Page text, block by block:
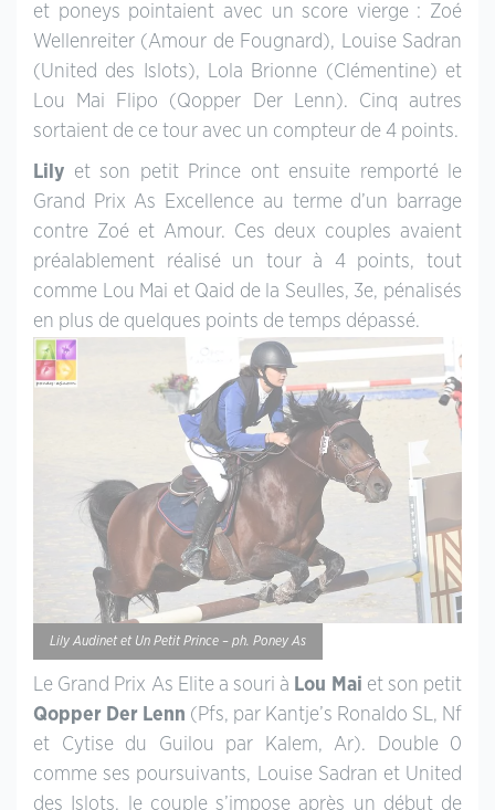
et poneys pointaient avec un score vierge : Zoé
Wellenreiter (Amour de Fougnard), Louise Sadran
(United des Islots), Lola Brionne (Clémentine) et
Lou Mai Flipo (Qopper Der Lenn). Cinq autres
sortaient de ce tour avec un compteur de 4 points.
Lily et son petit Prince ont ensuite remporté le
Grand Prix As Excellence au terme d’un barrage
contre Zoé et Amour. Ces deux couples avaient
préalablement réalisé un tour à 4 points, tout
comme Lou Mai et Qaid de la Seulles, 3e, pénalisés
en plus de quelques points de temps dépassé.
Lily Audinet et Un Petit Prince – ph. Poney As
Le Grand Prix As Elite a souri à Lou Mai et son petit
Qopper Der Lenn (Pfs, par Kantje’s Ronaldo SL, Nf
et Cytise du Guilou par Kalem, Ar). Double 0
comme ses poursuivants, Louise Sadran et United
des Islots, le couple s’impose après un début de